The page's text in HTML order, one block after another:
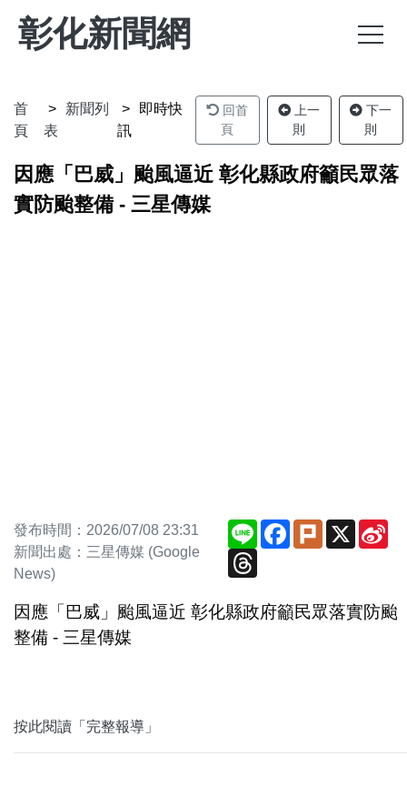
彰化新聞網
首
頁
新聞列
表
即時快
訊
回首
頁
上一
則
下一
則
因應「巴威」颱風逼近 彰化縣政府籲民眾落
實防颱整備 - 三星傳媒
發布時間：2026/07/08 23:31
新聞出處：三星傳媒 (Google
News)
Line Facebook
Plurk X
因應「巴威」颱風逼近 彰化縣政府籲民眾落實防颱
整備 - 三星傳媒
按此閱讀「完整報導」